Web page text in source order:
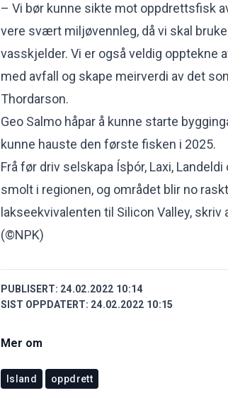
– Vi bør kunne sikte mot oppdrettsfisk
vere svært miljøvennleg, då vi skal
vasskjelder. Vi er også veldig opptekne
med avfall og skape meirverdi av det
Thordarson.
Geo Salmo håpar å kunne starte
kunne hauste den første fisken i 2025.
Frå før driv selskapa Ísþór, Laxi,
smolt i regionen, og området blir no
lakseekvivalenten til Silicon Valley, skriv
(©NPK)
PUBLISERT: 24.02.2022 10:14
SIST OPPDATERT: 24.02.2022 10:15
Mer om
Island oppdrett